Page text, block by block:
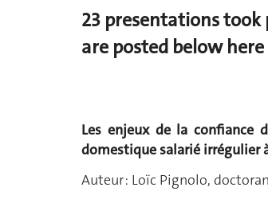
23 presentations took
are posted below here
Les enjeux de la confiance
domestique salarié irrégulier
Auteur : Loïc Pignolo,